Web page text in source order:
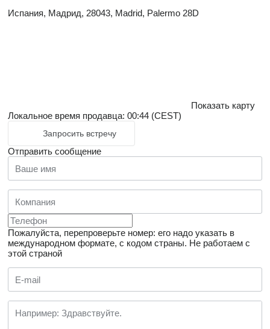
Испания, Мадрид, 28043, Madrid, Palermo 28D
Показать карту
Локальное время продавца: 00:44 (CEST)
Запросить встречу
Отправить сообщение
Пожалуйста, перепроверьте номер: его надо указать в
международном формате, с кодом страны. Не работаем с
этой страной